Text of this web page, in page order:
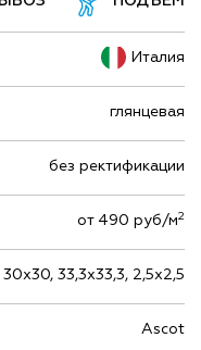
Италия
глянцевая
без ректификации
от 490 руб/м2
33,3х33,3, 2,5х2,5
Ascot